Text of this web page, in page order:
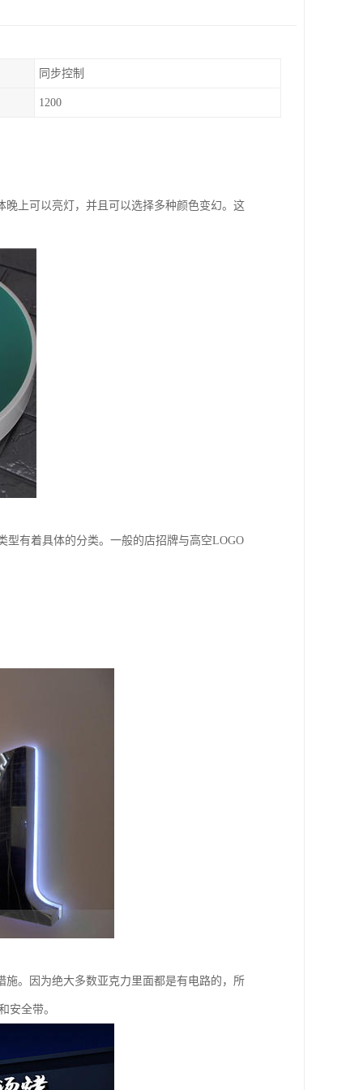
同步控制
1200
上可以亮灯，并且可以选择多种颜色变幻。这
型有着具体的分类。一般的店招牌与高空LOGO
。因为绝大多数亚克力里面都是有电路的，所
安全带。